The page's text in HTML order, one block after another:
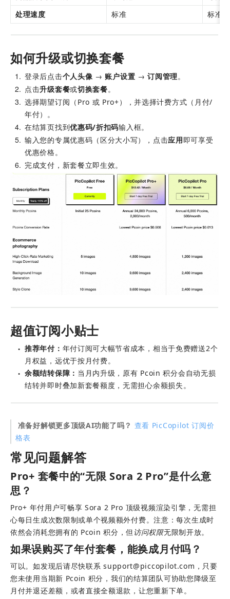
处理速度
标准 标准
如何升级或切换套餐
1 登录后点击个人头像 → 账户设置 → 订阅管理。
2 点击升级套餐或切换套餐。
3
选择期望订阅（Pro 或 Pro+），并选择计费方式（月付/
年付）。
4 在结算页找到优惠码/折扣码输入框。
5 输入您的专属优惠码（区分大小写），点击应用即可享受
优惠价格。
6 完成支付，新套餐立即生效。
超值订阅小贴士
● 推荐年付： 年付订阅可大幅节省成本，相当于免费赠送2个
月权益，远优于按月付费。
● 余额结转保障： 当月内升级，原有 Pcoin 积分会自动无损
结转并即时叠加新套餐额度，无需担心余额损失。
准备好解锁更多顶级AI功能了吗？ 查看 PicCopilot 订阅价
格表
常见问题解答
Pro+ 套餐中的“无限 Sora 2 Pro”是什么意
思？
Pro+ 年付用户可畅享 Sora 2 Pro 顶级视频渲染引擎，无需担
心每日生成次数限制或单个视频额外付费。注意：每次生成时
依然会消耗您拥有的 Pcoin 积分，但访问权限无限制开放。
如果误购买了年付套餐，能换成月付吗？
可以。如发现后请尽快联系 support@piccopilot.com ，只要
您未使用当期新 Pcoin 积分，我们的结算团队可协助您降级至
月付并退还差额，或者直接全额退款，让您重新下单。